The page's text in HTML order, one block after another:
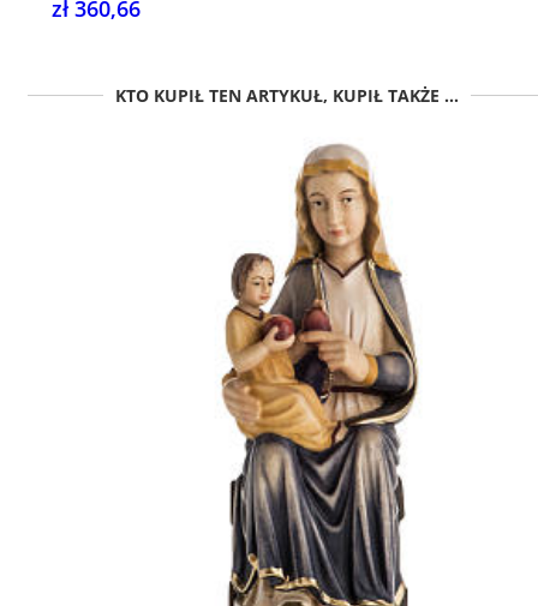
zł 360,66
KTO KUPIŁ TEN ARTYKUŁ, KUPIŁ TAKŻE ...